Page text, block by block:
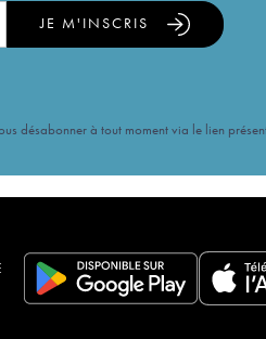
JE M'INSCRIS
désabonner à tout moment via le lien